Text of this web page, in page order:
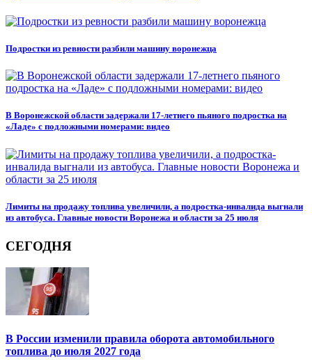
Подростки из ревности разбили машину воронежца
В Воронежской области задержали 17-летнего пьяного подростка на
«Ладе» с подложными номерами: видео
Лимиты на продажу топлива увеличили, а подростка-инвалида выгнали
из автобуса. Главные новости Воронежа и области за 25 июля
СЕГОДНЯ
В России изменили правила оборота автомобильного
топлива до июля 2027 года